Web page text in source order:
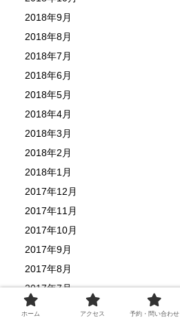
2018年9月
2018年8月
2018年7月
2018年6月
2018年5月
2018年4月
2018年3月
2018年2月
2018年1月
2017年12月
2017年11月
2017年10月
2017年9月
2017年8月
2017年7月
2017年6月
ホーム アクセス 予約・問い合わせ